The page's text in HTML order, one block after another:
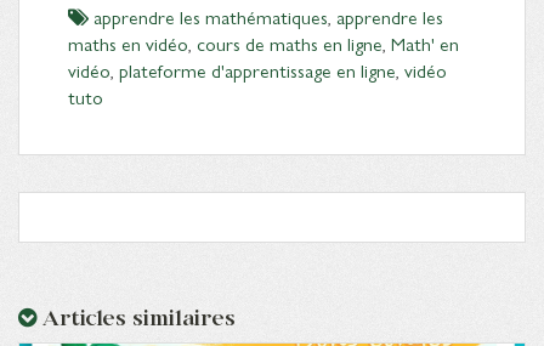
apprendre les mathématiques, apprendre les
maths en vidéo, cours de maths en ligne, Math' en
vidéo, plateforme d'apprentissage en ligne, vidéo
tuto
Articles similaires